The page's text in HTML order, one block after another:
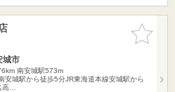
お気に入
りに追加
城市
南安城駅573m
安城駅から徒歩5分JR東海道本線安城駅から
高…